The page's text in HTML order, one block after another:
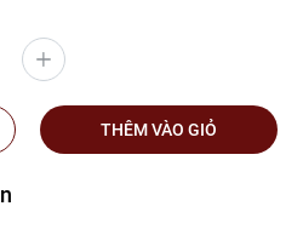
THÊM VÀO GIỎ